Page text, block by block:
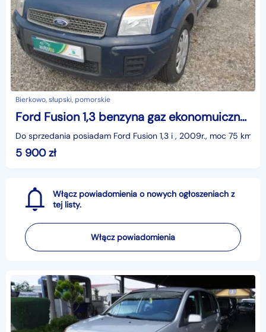
Bierkowo, słupski, pomorskie
Ford Fusion 1,3 benzyna gaz ekonomuiczny samoichód
Do sprzedania posiadam Ford Fusion 1,3 i , 2009r., moc 75 km,
5 900zł
Włącz powiadomienia o nowych ogłoszeniach z
tej listy.
Włącz powiadomienia